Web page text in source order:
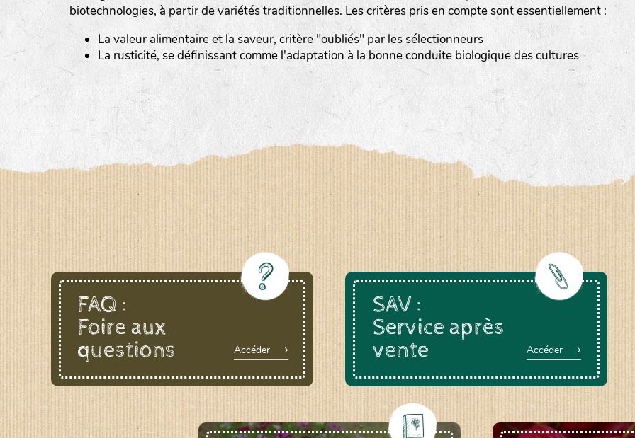
biotechnologies, à partir de variétés traditionnelles. Les critères pris en compte sont essentiellement :
La valeur alimentaire et la saveur, critère "oubliés" par les sélectionneurs
La rusticité, se définissant comme l'adaptation à la bonne conduite biologique des cultures
www.grainesdelpais.com
JARDIN EN’VIE (JEV)
LA BOITE A GRAINES (LBAG)
www.laboiteagraines.com
L’AUBEPIN (PDO)
www.aubepin.fr
LE BIAU GERME (LBG)
www.biaugerme.com
SATIVA RHEINAU (SAD)
www.sativa-rheinau.ch
SEMAILLES (SEM)
www.semaille.com
Plantes aromatiques
FAQ :
Foire aux
questions
Accéder
SAV :
Service après
vente
Accéder